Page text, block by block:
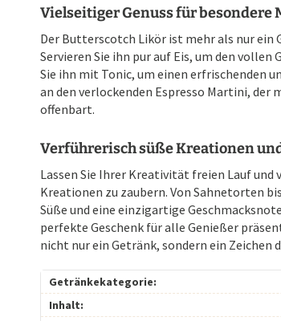
Vielseitiger Genuss für besondere
Der Butterscotch Likör ist mehr als nur ein
Servieren Sie ihn pur auf Eis, um den
Sie ihn mit Tonic, um einen erfrischenden
an den verlockenden Espresso Martini,
offenbart.
Verführerisch süße Kreationen
Lassen Sie Ihrer Kreativität freien Lauf
Kreationen zu zaubern. Von Sahnetorten
Süße und eine einzigartige
perfekte Geschenk für alle Genießer
nicht nur ein Getränk, sondern ein Zeichen
Getränkekategorie:
Inhalt: